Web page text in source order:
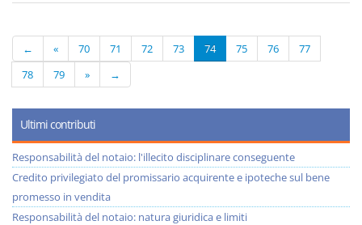
← « 70 71 72 73 74 75 76
77
78
79 » →
Ultimi contributi
Responsabilità del notaio: l'illecito disciplinare conseguente
Credito privilegiato del promissario acquirente e ipoteche sul bene
promesso in vendita
Responsabilità del notaio: natura giuridica e limiti